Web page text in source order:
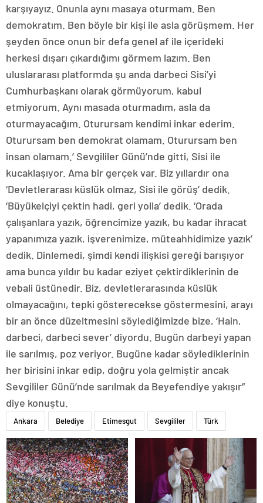
karşıyayız. Onunla aynı masaya oturmam. Ben
demokratım. Ben böyle bir kişi ile asla görüşmem. Her
şeyden önce onun bir defa genel af ile içerideki
herkesi dışarı çıkardığımı görmem lazım. Ben
uluslararası platformda şu anda darbeci Sisi’yi
Cumhurbaşkanı olarak görmüyorum, kabul
etmiyorum. Aynı masada oturmadım, asla da
oturmayacağım. Oturursam kendimi inkar ederim.
Oturursam ben demokrat olamam. Oturursam ben
insan olamam.’ Sevgililer Günü’nde gitti, Sisi ile
kucaklaşıyor. Ama bir gerçek var. Biz yıllardır ona
‘Devletlerarası küslük olmaz, Sisi ile görüş’ dedik.
‘Büyükelçiyi çektin hadi, geri yolla’ dedik. ‘Orada
çalışanlara yazık, öğrencimize yazık, bu kadar ihracat
yapanımıza yazık, işverenimize, müteahhidimize yazık’
dedik. Dinlemedi, şimdi kendi ilişkisi gereği barışıyor
ama bunca yıldır bu kadar eziyet çektirdiklerinin de
vebali üstünedir. Biz, devletlerarasında küslük
olmayacağını, tepki gösterecekse göstermesini, arayı
bir an önce düzeltmesini söylediğimizde bize, ‘Hain,
darbeci, darbeci sever’ diyordu. Bugün darbeyi yapan
ile sarılmış, poz veriyor. Bugüne kadar söylediklerinin
her birisini inkar edip, doğru yola gelmiştir ancak
Sevgililer Günü’nde sarılmak da Beyefendiye yakışır”
diye konuştu.
Ankara Belediye Etimesgut Sevgililer Türk